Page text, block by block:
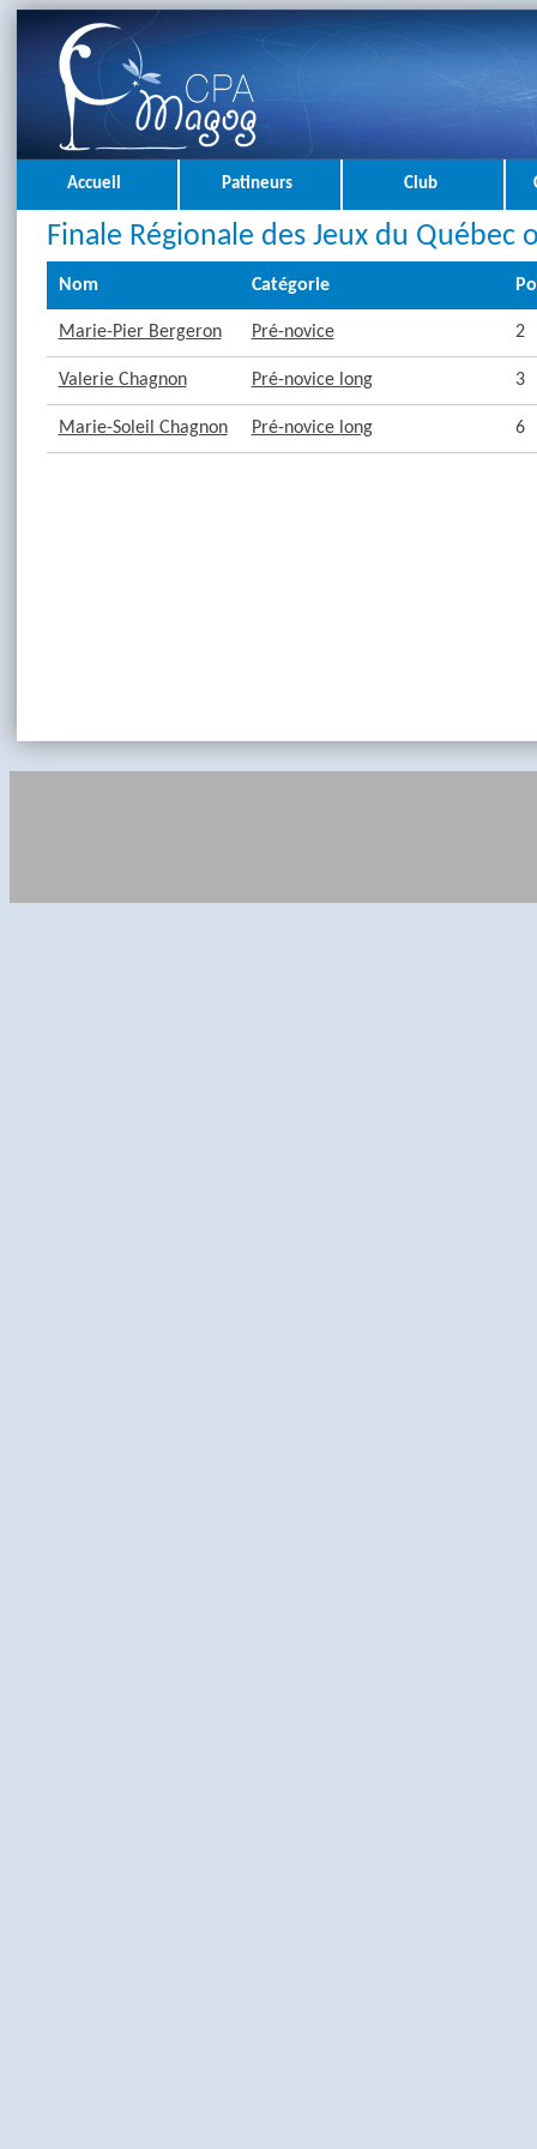
Accueil Patineurs Club
Finale Régionale des Jeux du
Nom Catégorie
Marie-Pier Bergeron Pré-novice 2
Valerie Chagnon Pré-novice long 3
Marie-Soleil Chagnon Pré-novice long 6